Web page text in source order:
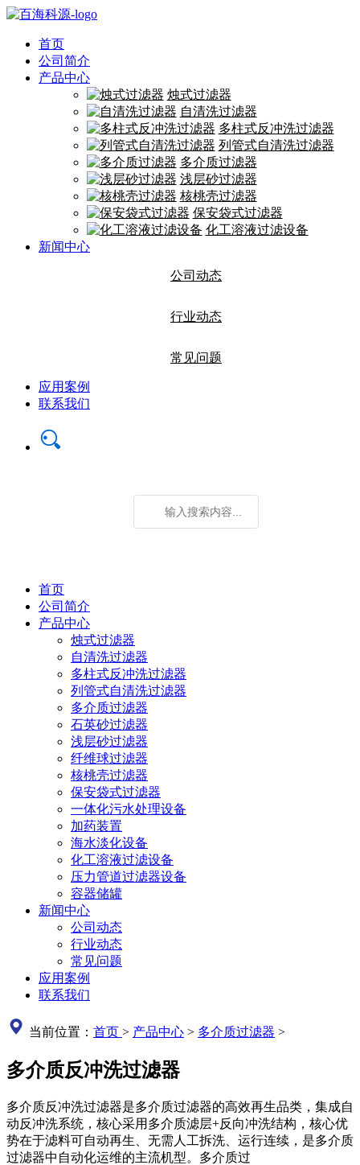
首页
公司简介
产品中心
烛式过滤器
自清洗过滤器
多柱式反冲洗过滤器
列管式自清洗过滤器
多介质过滤器
浅层砂过滤器
核桃壳过滤器
保安袋式过滤器
化工溶液过滤设备
新闻中心
公司动态
行业动态
常见问题
应用案例
联系我们
首页
公司简介
产品中心
烛式过滤器
自清洗过滤器
多柱式反冲洗过滤器
列管式自清洗过滤器
多介质过滤器
石英砂过滤器
浅层砂过滤器
纤维球过滤器
核桃壳过滤器
保安袋式过滤器
一体化污水处理设备
加药装置
海水淡化设备
化工溶液过滤设备
压力管道过滤器设备
容器储罐
新闻中心
公司动态
行业动态
常见问题
应用案例
联系我们
当前位置： 首页 > 产品中心 > 多介质过滤器 >
多介质反冲洗过滤器
多介质反冲洗过滤器是多介质过滤器的高效再生品类，集成自
动反冲洗系统，核心采用多介质滤层+反向冲洗结构，核心优
势在于滤料可自动再生、无需人工拆洗、运行连续，是多介质
过滤器中自动化运维的主流机型。多介质过